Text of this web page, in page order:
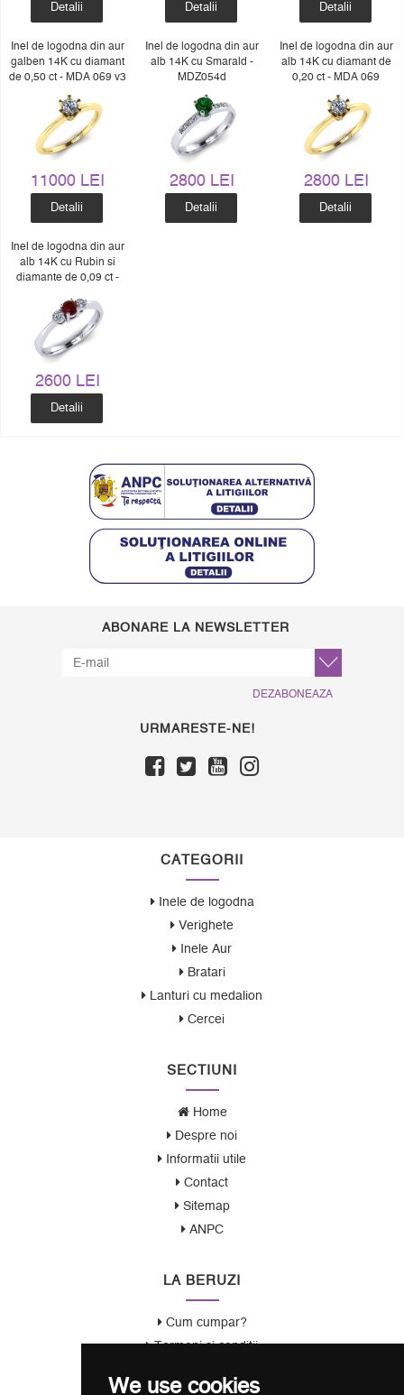
We use cookies
Detalii Detalii Detalii
Inel de logodna din aur
galben 14K cu diamant
de 0,50 ct - MDA 069 v3
11000 LEI
Detalii
Inel de logodna din aur
alb 14K cu Smarald -
MDZ054d
2800 LEI
Detalii
Inel de logodna din aur
alb 14K cu diamant de
0,20 ct - MDA 069
2800 LEI
Detalii
Inel de logodna din aur
alb 14K cu Rubin si
diamante de 0,09 ct -
2600 LEI
Detalii
ABONARE LA NEWSLETTER
DEZABONEAZA
URMARESTE-NE!
CATEGORII
Inele de logodna
Verighete
Inele Aur
Bratari
Lanturi cu medalion
Cercei
SECTIUNI
Home
Despre noi
Informatii utile
Contact
Sitemap
ANPC
LA BERUZI
Cum cumpar?
Termeni si conditii